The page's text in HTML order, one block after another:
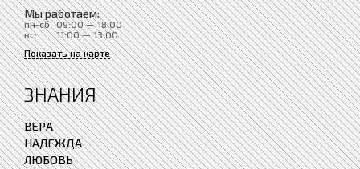
Мы работаем:
пн-сб: 09:00 — 18:00
вс:
11:00 — 13:00
Показать на карте
ЗНАНИЯ
ВЕРА
НАДЕЖДА
ЛЮБОВЬ